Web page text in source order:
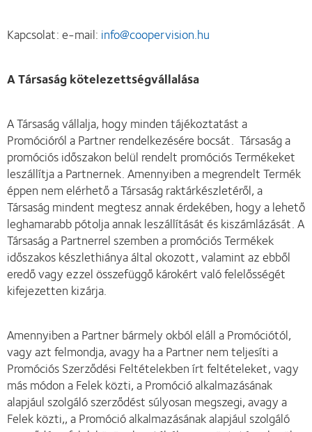
Kapcsolat: e-mail: info@coopervision.hu
A Társaság kötelezettségvállalása
A Társaság vállalja, hogy minden tájékoztatást a
Promócióról a Partner rendelkezésére bocsát. Társaság a
promóciós időszakon belül rendelt promóciós Termékeket
leszállítja a Partnernek. Amennyiben a megrendelt Termék
éppen nem elérhető a Társaság raktárkészletéről, a
Társaság mindent megtesz annak érdekében, hogy a lehető
leghamarabb pótolja annak leszállítását és kiszámlázását. A
Társaság a Partnerrel szemben a promóciós Termékek
időszakos készlethiánya által okozott, valamint az ebből
eredő vagy ezzel összefüggő károkért való felelősségét
kifejezetten kizárja.
Amennyiben a Partner bármely okból eláll a Promóciótól,
vagy azt felmondja, avagy ha a Partner nem teljesíti a
Promóciós Szerződési Feltételekben írt feltételeket, vagy
más módon a Felek közti, a Promóció alkalmazásának
alapjául szolgáló szerződést súlyosan megszegi, avagy a
Felek közti,, a Promóció alkalmazásának alapjául szolgáló